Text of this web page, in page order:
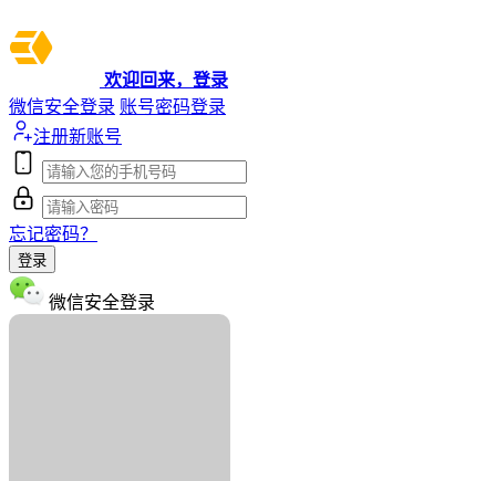
欢迎回来，登录
微信安全登录 账号密码登录
注册新账号
忘记密码？
登录
微信安全登录